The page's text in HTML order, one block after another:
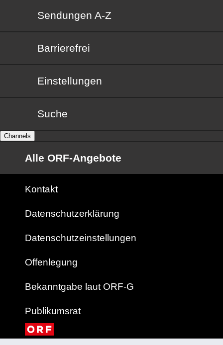
Sendungen von A bis Z
Sendungen A-Z
Barrierefrei
Barrierefrei
Einstellungen
Suche
Channels
Alle ORF-Angebote
Kontakt
Datenschutzerklärung
Datenschutzeinstellungen
Offenlegung
Bekanntgabe laut ORF-G
Publikumsrat